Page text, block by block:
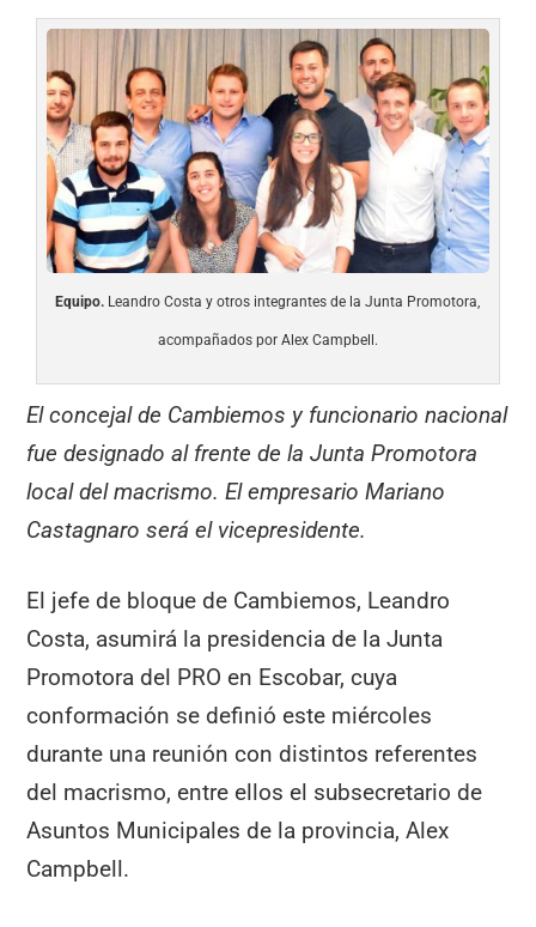
Equipo. Leandro Costa y otros integrantes de la Junta Promotora,
acompañados por Alex Campbell.
El concejal de Cambiemos y funcionario nacional
fue designado al frente de la Junta Promotora
local del macrismo. El empresario Mariano
Castagnaro será el vicepresidente.
El jefe de bloque de Cambiemos, Leandro
Costa, asumirá la presidencia de la Junta
Promotora del PRO en Escobar, cuya
conformación se definió este miércoles
durante una reunión con distintos referentes
del macrismo, entre ellos el subsecretario de
Asuntos Municipales de la provincia, Alex
Campbell.